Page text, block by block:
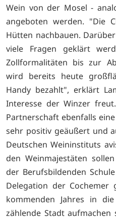
Wein von der Mosel -
angeboten werden. "Die
Hütten nachbauen.
viele Fragen geklärt
Zollformalitäten bis zur
wird bereits heute
Handy bezahlt", erklärt
Interesse der Winzer
Partnerschaft ebenfalls
sehr positiv geäußert und
Deutschen Weininstituts
den Weinmajestäten
der Berufsbildenden
Delegation der
kommenden Jahres in
zählende Stadt